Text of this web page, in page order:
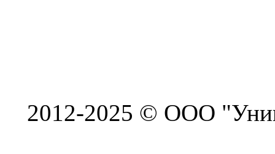
2012-2025 © ООО